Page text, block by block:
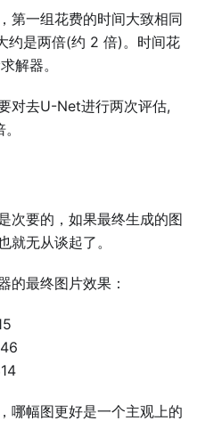
第一组花费的时间大致相同
约是两倍(约 2 倍)。时间花
解器。
对去U-Net进行两次评估,
次要的，如果最终生成的图
就无从谈起了。
的最终图片效果：
哪幅图更好是一个主观上的